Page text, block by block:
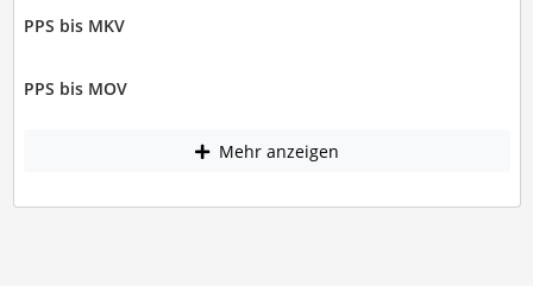
PPS bis MKV
PPS bis MOV
Mehr anzeigen